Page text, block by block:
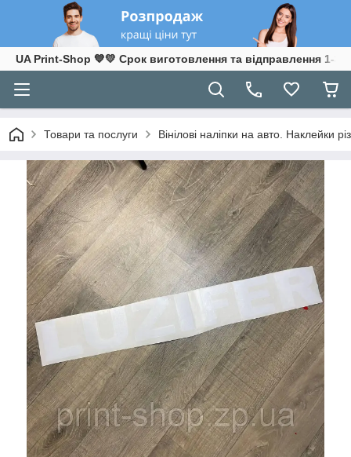
UA Print-Shop ​💙💛 Срок виготовлення та відправлення 1-3
Товари та послуги Вінілові наліпки на авто. Наклейки